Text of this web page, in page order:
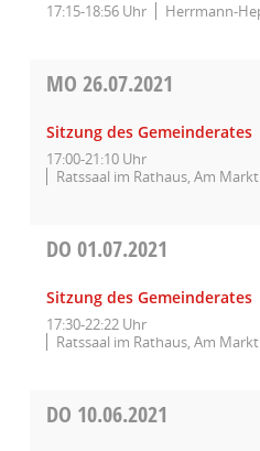
17:15-18:56 Uhr Herrmann-
MO26.07.2021
Sitzung des Gemeinderates
17:00-21:10 Uhr
Ratssaal im Rathaus, Am
DO01.07.2021
Sitzung des Gemeinderates
17:30-22:22 Uhr
Ratssaal im Rathaus, Am
DO 10.06.2021